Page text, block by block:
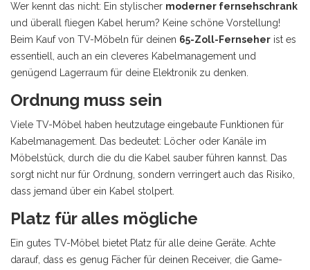
Wer kennt das nicht: Ein stylischer moderner fernsehschrank
und überall fliegen Kabel herum? Keine schöne Vorstellung!
Beim Kauf von TV-Möbeln für deinen 65-Zoll-Fernseher ist es
essentiell, auch an ein cleveres Kabelmanagement und
genügend Lagerraum für deine Elektronik zu denken.
Ordnung muss sein
Viele TV-Möbel haben heutzutage eingebaute Funktionen für
Kabelmanagement. Das bedeutet: Löcher oder Kanäle im
Möbelstück, durch die du die Kabel sauber führen kannst. Das
sorgt nicht nur für Ordnung, sondern verringert auch das Risiko,
dass jemand über ein Kabel stolpert.
Platz für alles mögliche
Ein gutes TV-Möbel bietet Platz für alle deine Geräte. Achte
darauf, dass es genug Fächer für deinen Receiver, die Game-